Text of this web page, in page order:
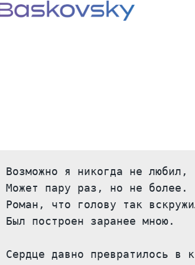
Возможно я никогда не любил,
Может пару раз, но не более.
Роман, что голову так
Был построен заранее мною.
Сердце давно превратилось в